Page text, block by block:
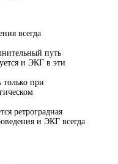
всегда
путь
и ЭКГ в эти
при
ретроградная
и ЭКГ всегда